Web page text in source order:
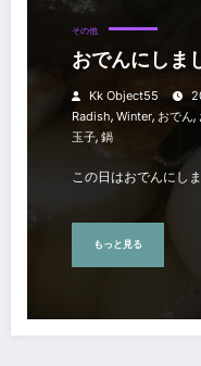
その他
おでんにしま
Kk Object55
Radish, Winter, おでん,
玉子, 鍋
この日はおでんにし
もっと見る